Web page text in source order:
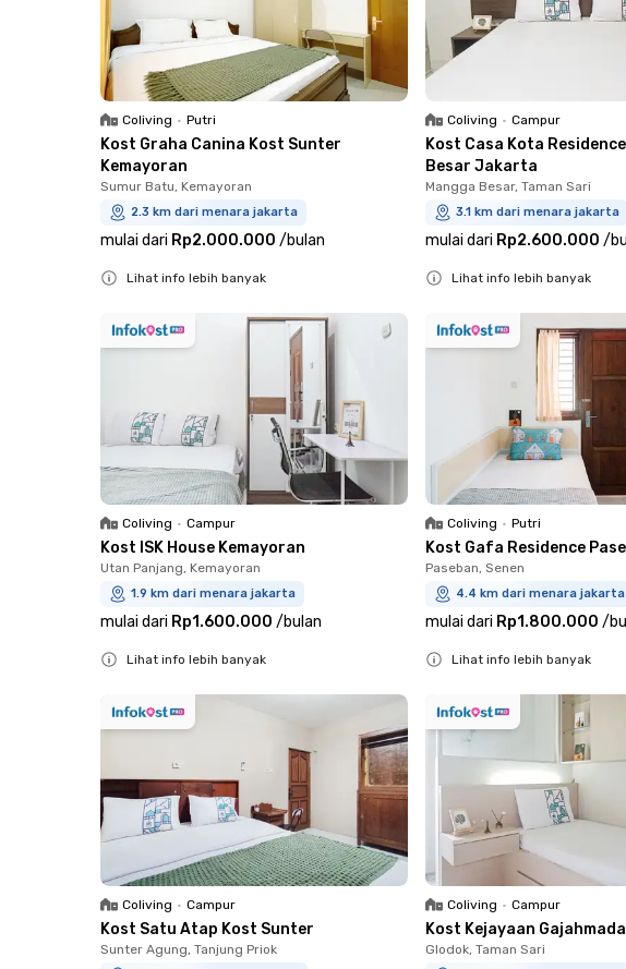
Coliving • Putri
Kost Graha Canina Kost Sunter
Kemayoran
Sumur Batu, Kemayoran
2.3 km dari menara jakarta
mulai dari Rp2.000.000 /bulan
Lihat info lebih banyak
Coliving • Campur
Kost Casa Kota
Besar Jakarta
Mangga Besar, Taman Sari
3.1 km dari menara jakarta
mulai dari Rp2.600.000 /
Lihat info lebih banyak
Coliving • Campur
Kost ISK House Kemayoran
Utan Panjang, Kemayoran
1.9 km dari menara jakarta
mulai dari Rp1.600.000 /bulan
Lihat info lebih banyak
Coliving • Putri
Kost Gafa Residence
Paseban, Senen
4.4 km dari menara jakarta
mulai dari Rp1.800.000 /
Lihat info lebih banyak
Coliving • Campur
Kost Satu Atap Kost Sunter
Sunter Agung, Tanjung Priok
Coliving • Campur
Kost Kejayaan Gajahmada
Glodok, Taman Sari